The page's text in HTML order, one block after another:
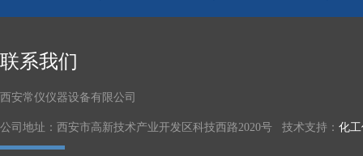
联系我们
西安常仪仪器设备有限公司
公司地址：西安市高新技术产业开发区科技西路2020号 技术支持： 化